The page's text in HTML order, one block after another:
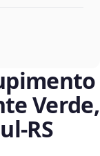
Verde,